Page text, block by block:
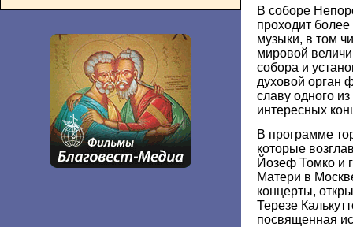
В соборе
проходит
музыки, в том
мировой
собора и
духовой орган
славу одного
интересных
В программе
которые
Йозеф Томко и
Матери в
концерты,
Терезе
посвященная